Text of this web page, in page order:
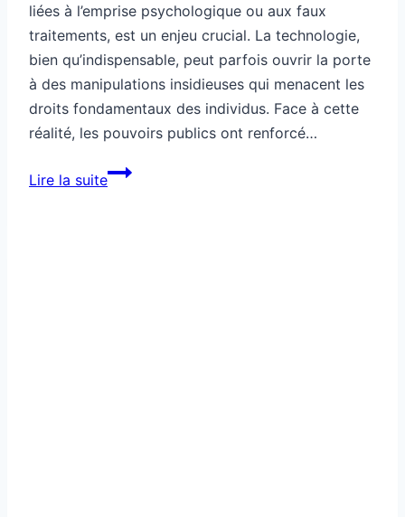
liées à l’emprise psychologique ou aux faux
traitements, est un enjeu crucial. La technologie,
bien qu’indispensable, peut parfois ouvrir la porte
à des manipulations insidieuses qui menacent les
droits fondamentaux des individus. Face à cette
réalité, les pouvoirs publics ont renforcé…
Lire la suiteSociété